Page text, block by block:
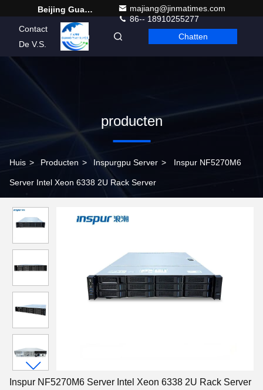
Beijing Guangtian Runze Technology Co., Ltd.
majiang@jinmatimes.com
86-- 18910255277
Contact
De V.S.
Dutch Chatten
producten
Huis > Producten > Inspurgpu Server > Inspur NF5270M6
Server Intel Xeon 6338 2U Rack Server
Inspur NF5270M6 Server Intel Xeon 6338 2U Rack Server